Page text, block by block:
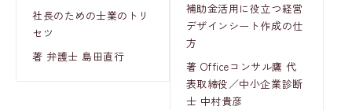
社長のための士業のトリ
セツ
著 弁護士 島田直行
補助金活用に役立つ経営
デザインシート作成の仕
方
著 Officeコンサル鷹 代
表取締役／中小企業診断
士 中村貴彦